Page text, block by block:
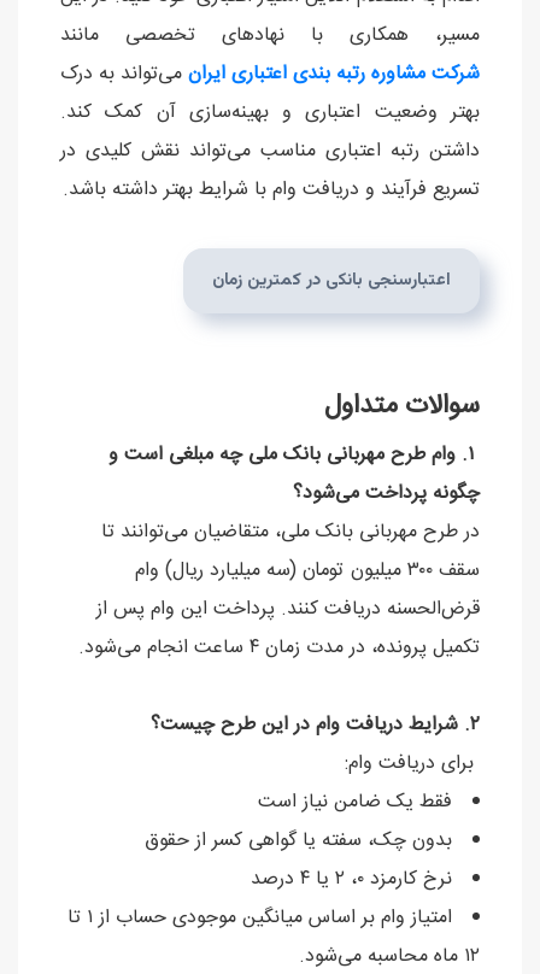
مسیر، همکاری با نهادهای تخصصی مانند
شرکت مشاوره رتبه بندی اعتباری ایرانمی‌تواند به درک
بهتر وضعیت اعتباری و بهینه‌سازی آن کمک کند.
داشتن رتبه اعتباری مناسب می‌تواند نقش کلیدی در
تسریع فرآیند و دریافت وام با شرایط بهتر داشته باشد.
اعتبارسنجی بانکی در کمترین زمان
سوالات متداول
۱. وام طرح مهربانی بانک ملی چه مبلغی است و
چگونه پرداخت می‌شود؟
در طرح مهربانی بانک ملی، متقاضیان می‌توانند تا
سقف ۳۰۰ میلیون تومان (سه میلیارد ریال) وام
قرض‌الحسنه دریافت کنند. پرداخت این وام پس از
تکمیل پرونده، در مدت زمان ۴ ساعت انجام می‌شود.
۲. شرایط دریافت وام در این طرح چیست؟
برای دریافت وام:
فقط یک ضامن نیاز است
بدون چک، سفته یا گواهی کسر از حقوق
نرخ کارمزد ۰، ۲ یا ۴ درصد
امتیاز وام بر اساس میانگین موجودی حساب از ۱ تا
۱۲ ماه محاسبه می‌شود.